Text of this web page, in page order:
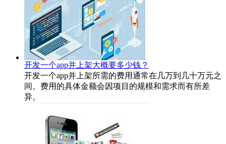
开发一个app并上架大概要多少钱？
开发一个app并上架所需的费用通常在几万到几十万元之
间。费用的具体金额会因项目的规模和需求而有所差
异。